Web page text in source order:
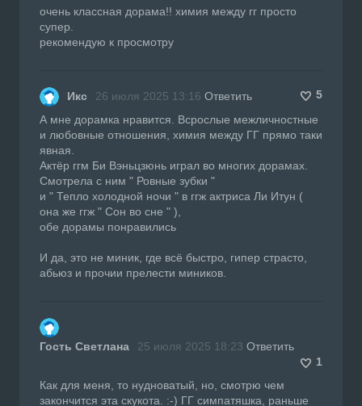
очень классная дорама!! химия между гг просто
супер.
рекомендую к просмотру
Икс 26 июля 2025 13:16 Ответить
5
А мне дорамка нравится. Всрослые межличностные
и любовные отношения, химия между ГГ прямо таки
явная.
Актёр ггм Би Вэньцзюнь играл во многих дорамах.
Смотрела с ним " Ровные зубки "
и " Тепло холодной ночи " в ггж актриса Ли Итун (
она же ггж " Сон во сне " ),
обе дорамы понравились
И да, это не миник, где всё быстро, гипер страсто,
абьюз и прочии прелести миников.
Гость Светлана 25 июля 2025 18:23 Ответить
1
Как для меня, то нудноватый, но, смотрю чем
закончится эта скукота. :-) ГГ симпатяшка, раньше